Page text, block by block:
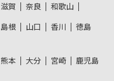
滋賀 奈良 和歌山
島根 山口 香川
徳島
熊本 大分 宮崎
鹿児島